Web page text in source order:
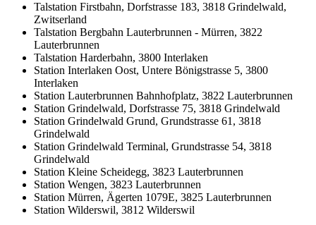
Talstation Firstbahn, Dorfstrasse 183, 3818 Grindelwald,
Zwitserland
Talstation Bergbahn Lauterbrunnen - Mürren, 3822
Lauterbrunnen
Talstation Harderbahn, 3800 Interlaken
Station Interlaken Oost, Untere Bönigstrasse 5, 3800
Interlaken
Station Lauterbrunnen Bahnhofplatz, 3822 Lauterbrunnen
Station Grindelwald, Dorfstrasse 75, 3818 Grindelwald
Station Grindelwald Grund, Grundstrasse 61, 3818
Grindelwald
Station Grindelwald Terminal, Grundstrasse 54, 3818
Grindelwald
Station Kleine Scheidegg, 3823 Lauterbrunnen
Station Wengen, 3823 Lauterbrunnen
Station Mürren, Ägerten 1079E, 3825 Lauterbrunnen
Station Wilderswil, 3812 Wilderswil